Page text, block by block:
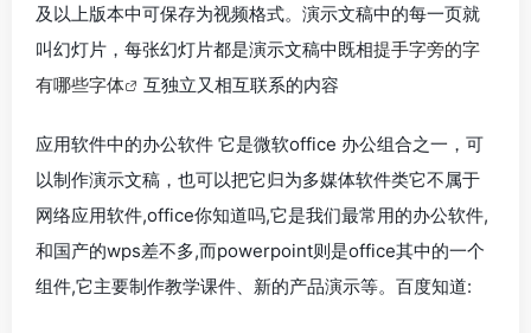
及以上版本中可保存为视频格式。演示文稿中的每一页就
叫幻灯片，每张幻灯片都是演示文稿中既相提手字旁的字
有哪些字体
互独立又相互联系的内容
应用软件中的办公软件 它是微软office 办公组合之一，可
以制作演示文稿，也可以把它归为多媒体软件类它不属于
网络应用软件,office你知道吗,它是我们最常用的办公软件,
和国产的wps差不多,而powerpoint则是office其中的一个
组件,它主要制作教学课件、新的产品演示等。百度知道: